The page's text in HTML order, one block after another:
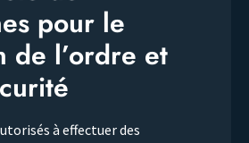
pour le
de l’ordre et
à effectuer des